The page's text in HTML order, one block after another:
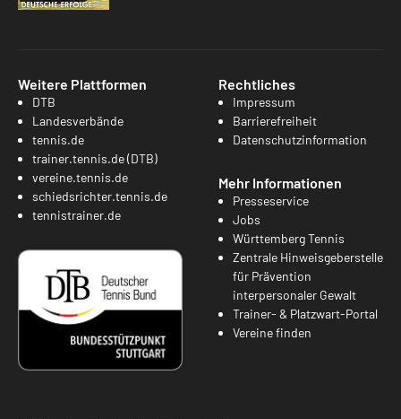
Weitere Plattformen
DTB
Landesverbände
tennis.de
trainer.tennis.de (DTB)
vereine.tennis.de
schiedsrichter.tennis.de
tennistrainer.de
Rechtliches
Impressum
Barrierefreiheit
Datenschutzinformation
Mehr Informationen
Presseservice
Jobs
Württemberg Tennis
Zentrale Hinweisgeberstelle
für Prävention
interpersonaler Gewalt
Trainer- & Platzwart-Portal
Vereine finden